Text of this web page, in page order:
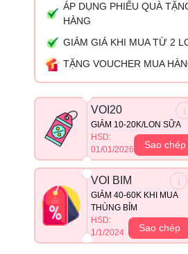
ÁP DỤNG PHIẾU QUÀ
HÀNG
GIẢM GIÁ KHI MUA TỪ 2
TẶNG VOUCHER MUA
VOI20
GIẢM 10-20K/LON SỮA
HSD:
01/01/2026
Sao chép
VOI BIM
GIẢM 40-60K KHI MUA
THÙNG BỈM
HSD:
1/1/2024
Sao chép